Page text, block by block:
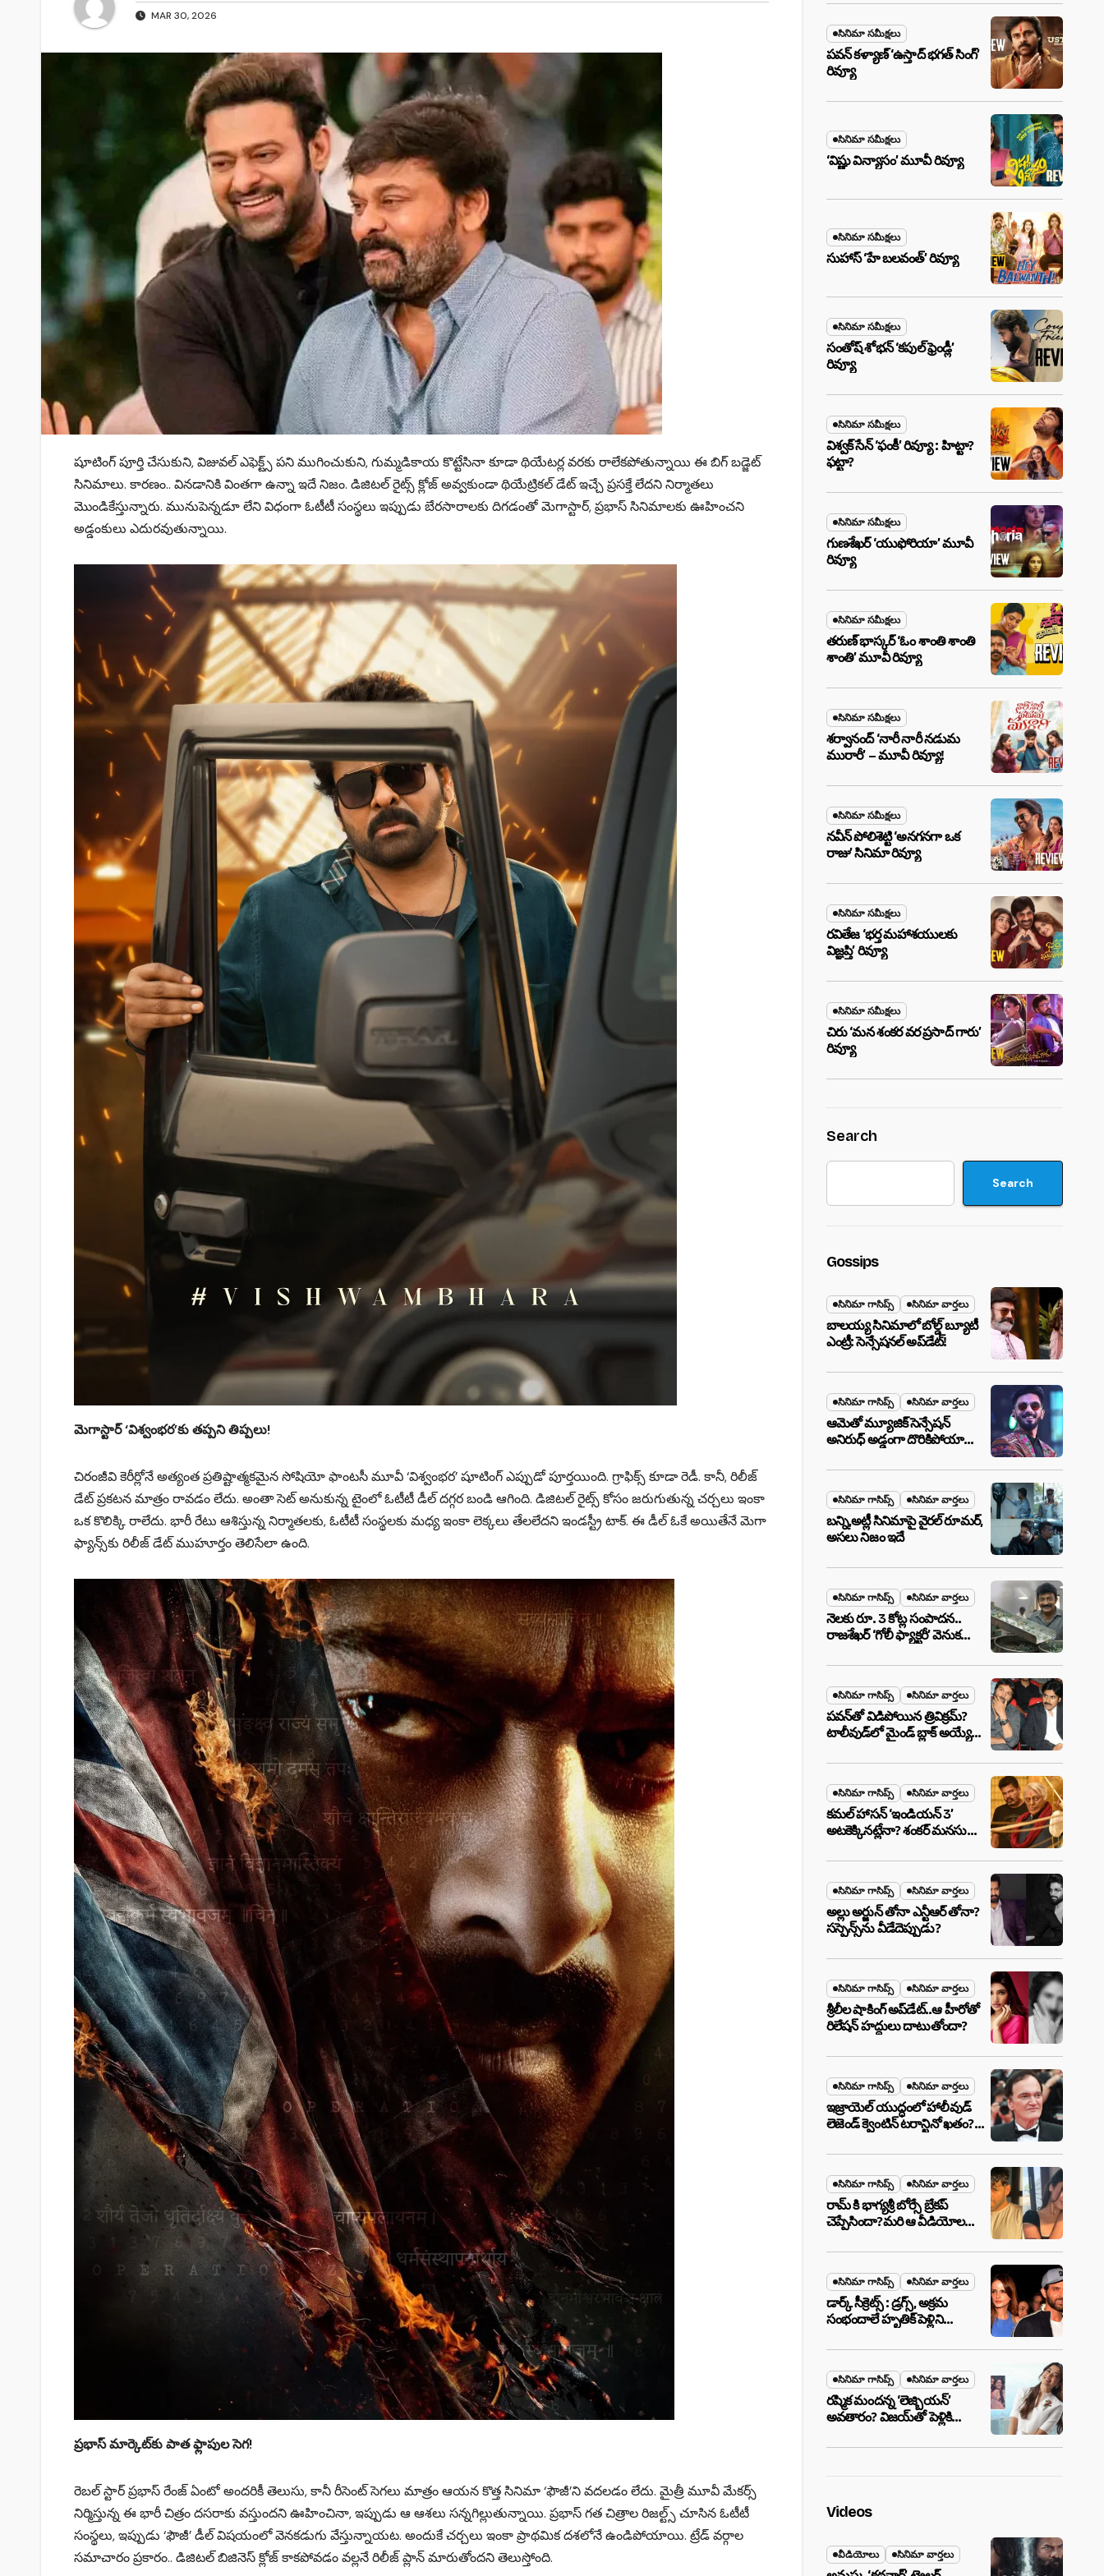
MAR 30, 2026
షూటింగ్ పూర్తి చేసుకుని, విజువల్ ఎఫెక్ట్స్ పని ముగించుకుని, గుమ్మడికాయ కొట్టేసినా కూడా థియేటర్ల వరకు రాలేకపోతున్నాయి ఈ బిగ్ బడ్జెట్
సినిమాలు. కారణం.. వినడానికి వింతగా ఉన్నా ఇదే నిజం. డిజిటల్ రైట్స్ క్లోజ్ అవ్వకుండా థియేట్రికల్ డేట్ ఇచ్చే ప్రసక్తే లేదని నిర్మాతలు
మొండికేస్తున్నారు. మునుపెన్నడూ లేని విధంగా ఓటీటీ సంస్థలు ఇప్పుడు బేరసారాలకు దిగడంతో మెగాస్టార్, ప్రభాస్ సినిమాలకు ఊహించని
అడ్డంకులు ఎదురవుతున్నాయి.
మెగాస్టార్ ‘విశ్వంభర’కు తప్పని తిప్పలు!
చిరంజీవి కెరీర్లోనే అత్యంత ప్రతిష్టాత్మకమైన సోషియో ఫాంటసీ మూవీ ‘విశ్వంభర’ షూటింగ్ ఎప్పుడో పూర్తయింది. గ్రాఫిక్స్ కూడా రెడీ. కానీ, రిలీజ్
డేట్ ప్రకటన మాత్రం రావడం లేదు. అంతా సెట్ అనుకున్న టైంలో ఓటీటీ డీల్ దగ్గర బండి ఆగింది. డిజిటల్ రైట్స్ కోసం జరుగుతున్న చర్చలు ఇంకా
ఒక కొలిక్కి రాలేదు. భారీ రేటు ఆశిస్తున్న నిర్మాతలకు, ఓటీటీ సంస్థలకు మధ్య ఇంకా లెక్కలు తేలలేదని ఇండస్ట్రీ టాక్. ఈ డీల్ ఓకే అయితేనే మెగా
ఫ్యాన్స్‌కు రిలీజ్ డేట్ ముహూర్తం తెలిసేలా ఉంది.
ప్రభాస్ మార్కెట్‌కు పాత ఫ్లాపుల సెగ!
రెబల్ స్టార్ ప్రభాస్ రేంజ్ ఏంటో అందరికీ తెలుసు, కానీ రీసెంట్ సెగలు మాత్రం ఆయన కొత్త సినిమా ‘ఫౌజీ’ని వదలడం లేదు. మైత్రీ మూవీ మేకర్స్
నిర్మిస్తున్న ఈ భారీ చిత్రం దసరాకు వస్తుందని ఊహించినా, ఇప్పుడు ఆ ఆశలు సన్నగిల్లుతున్నాయి. ప్రభాస్ గత చిత్రాల రిజల్ట్స్ చూసిన ఓటీటీ
సంస్థలు, ఇప్పుడు ‘ఫౌజీ’ డీల్ విషయంలో వెనకడుగు వేస్తున్నాయట. అందుకే చర్చలు ఇంకా ప్రాథమిక దశలోనే ఉండిపోయాయి. ట్రేడ్ వర్గాల
సమాచారం ప్రకారం.. డిజిటల్ బిజినెస్ క్లోజ్ కాకపోవడం వల్లనే రిలీజ్ ప్లాన్ మారుతోందని తెలుస్తోంది.
సినిమా సమీక్షలు
పవన్ కళ్యాణ్ ‘ఉస్తాద్ భ‌గ‌త్ సింగ్’
రివ్యూ
సినిమా సమీక్షలు
‘విష్ణు విన్యాసం’ మూవీ రివ్యూ
సినిమా సమీక్షలు
సుహాస్ ‘హే బలవంత్’ రివ్యూ
సినిమా సమీక్షలు
సంతోష్ శోభన్ ‘కపుల్ ఫ్రెండ్లీ’
రివ్యూ
సినిమా సమీక్షలు
విశ్వక్ సేన్ ‘ఫంకీ’ రివ్యూ : హిట్టా?
ఫట్టా?
సినిమా సమీక్షలు
గుణశేఖర్ ‘యుఫోరియా’ మూవీ
రివ్యూ
సినిమా సమీక్షలు
తరుణ్ భాస్కర్ ‘ఓం శాంతి శాంతి
శాంతి’ మూవీ రివ్యూ
సినిమా సమీక్షలు
శర్వానంద్ ‘నారీ నారీ నడుమ
మురారీ’ – మూవీ రివ్యూ!
సినిమా సమీక్షలు
నవీన్ పోలిశెట్టి ‘అనగనగా ఒక
రాజు’ సినిమా రివ్యూ
సినిమా సమీక్షలు
రవితేజ ‘భర్త మహాశయులకు
విజ్ఞప్తి’ రివ్యూ
సినిమా సమీక్షలు
చిరు ‘మ‌న శంక‌ర వ‌ర ప్ర‌సాద్ గారు’
రివ్యూ
Search
Search
Gossips
సినిమా గాసిప్స్ సినిమా వార్తలు
బాలయ్య సినిమాలో బోల్డ్ బ్యూటీ
ఎంట్రీ: సెన్సేషనల్ అప్‌డేట్!
సినిమా గాసిప్స్ సినిమా వార్తలు
ఆమెతో మ్యూజిక్ సెన్సేషన్
అనిరుధ్ అడ్డంగా దొరికిపోయారా?
మేటర్!
సినిమా గాసిప్స్ సినిమా వార్తలు
బన్ని,అట్లీ సినిమాపై వైరల్ రూమర్,
అసలు నిజం ఇదే
సినిమా గాసిప్స్ సినిమా వార్తలు
నెలకు రూ. 3 కోట్ల సంపాదన..
రాజశేఖర్ ‘గోలీ ఫ్యాక్టరీ’ వెనుక
సినిమా గాసిప్స్ సినిమా వార్తలు
పవన్‌తో విడిపోయిన త్రివిక్రమ్?
టాలీవుడ్‌లో మైండ్ బ్లాక్ అయ్యే
సినిమా గాసిప్స్ సినిమా వార్తలు
కమల్ హాసన్ ‘ఇండియన్ 3’
అటకెక్కినట్లేనా? శంకర్ మనసులో
జరుగుతోంది!
సినిమా గాసిప్స్ సినిమా వార్తలు
అల్లు అర్జున్ తోనా ఎన్టీఆర్ తోనా?
సస్పెన్స్‌ను వీడేదెప్పుడు?
సినిమా గాసిప్స్ సినిమా వార్తలు
శ్రీలీల షాకింగ్ అప్‌డేట్..ఆ హీరోతో
రిలేషన్ హద్దులు దాటుతోందా?
సినిమా గాసిప్స్ సినిమా వార్తలు
ఇజ్రాయెల్ యుద్ధంలో హాలీవుడ్
లెజెండ్ క్వెంటిన్ టరాన్టినో ఖతం?
బూడిదయ్యారా? అసలు నిజం
ఇదీ!
సినిమా గాసిప్స్ సినిమా వార్తలు
రామ్ కి భాగ్యశ్రీ బోర్సే బ్రేకప్
చెప్పేసిందా?మరి ఆ వీడియోల
సినిమా గాసిప్స్ సినిమా వార్తలు
డార్క్ సీక్రెట్స్ : డ్రగ్స్, అక్రమ
సంభందాలే హృతిక్ పెళ్లిని
సినిమా గాసిప్స్ సినిమా వార్తలు
రష్మిక మందన్న ‘లెజ్బియన్’
అవతారం? విజయ్‌తో పెళ్లికి
,నిజమేనా?
Videos
వీడియోలు సినిమా వార్తలు